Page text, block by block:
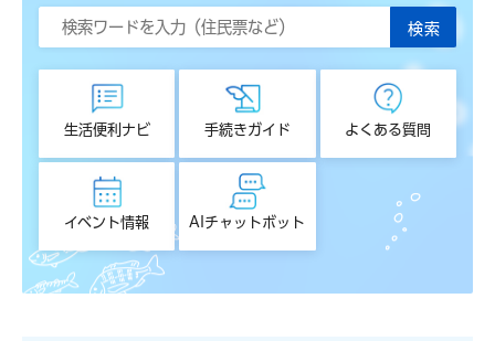
生活便利ナビ 手続きガイド よくある質問
イベント情報 AIチャットボット